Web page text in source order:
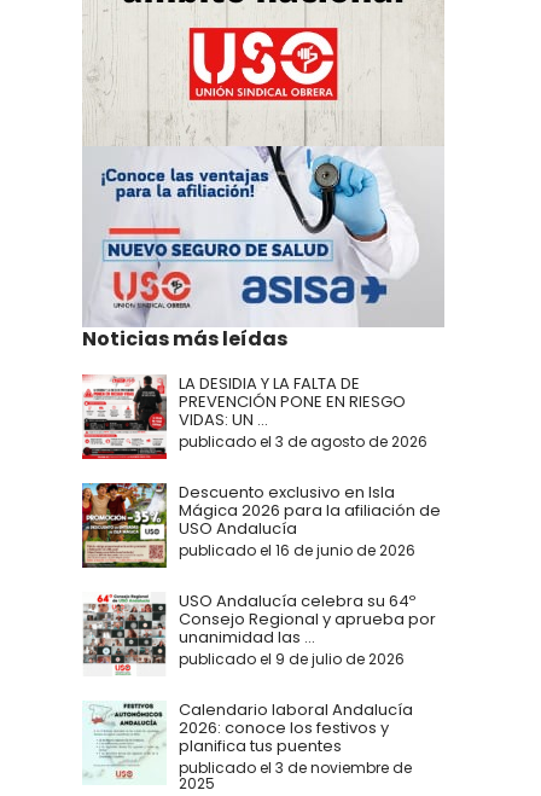
Noticias más leídas
LA DESIDIA Y LA FALTA DE
PREVENCIÓN PONE EN RIESGO
VIDAS: UN ...
publicado el 3 de agosto de 2026
Descuento exclusivo en Isla
Mágica 2026 para la afiliación de
USO Andalucía
publicado el 16 de junio de 2026
USO Andalucía celebra su 64º
Consejo Regional y aprueba por
unanimidad las ...
publicado el 9 de julio de 2026
Calendario laboral Andalucía
2026: conoce los festivos y
planifica tus puentes
publicado el 3 de noviembre de
2025